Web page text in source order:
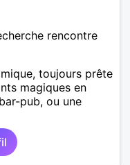
rencontre
toujours prête
magiques en
pub, ou une